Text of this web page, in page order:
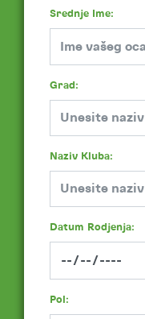
Srednje Ime:
Grad:
Naziv Kluba:
Datum Rodjenja:
Pol: